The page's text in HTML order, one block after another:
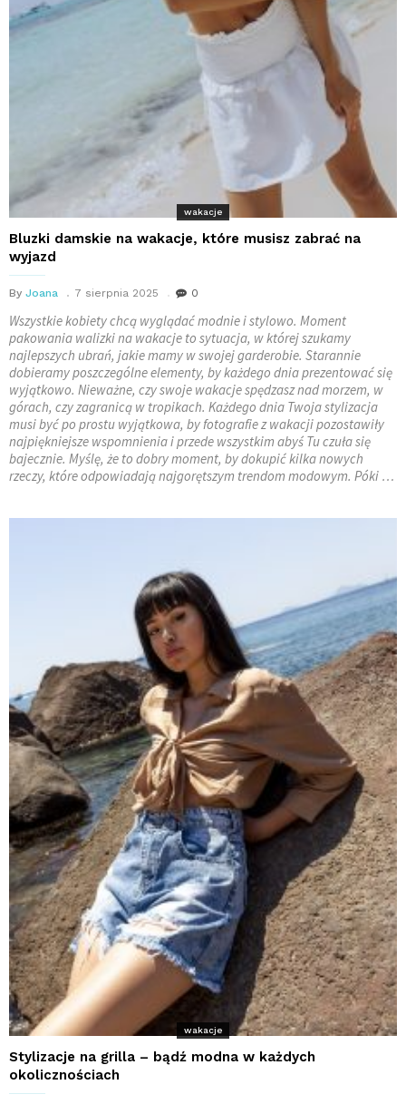
wakacje
Bluzki damskie na wakacje, które musisz zabrać na
wyjazd
By Joana 7 sierpnia 2025 0
Wszystkie kobiety chcą wyglądać modnie i stylowo. Moment
pakowania walizki na wakacje to sytuacja, w której szukamy
najlepszych ubrań, jakie mamy w swojej garderobie. Starannie
dobieramy poszczególne elementy, by każdego dnia prezentować się
wyjątkowo. Nieważne, czy swoje wakacje spędzasz nad morzem, w
górach, czy zagranicą w tropikach. Każdego dnia Twoja stylizacja
musi być po prostu wyjątkowa, by fotografie z wakacji pozostawiły
najpiękniejsze wspomnienia i przede wszystkim abyś Tu czuła się
bajecznie. Myślę, że to dobry moment, by dokupić kilka nowych
rzeczy, które odpowiadają najgorętszym trendom modowym. Póki …
wakacje
Stylizacje na grilla – bądź modna w każdych
okolicznościach